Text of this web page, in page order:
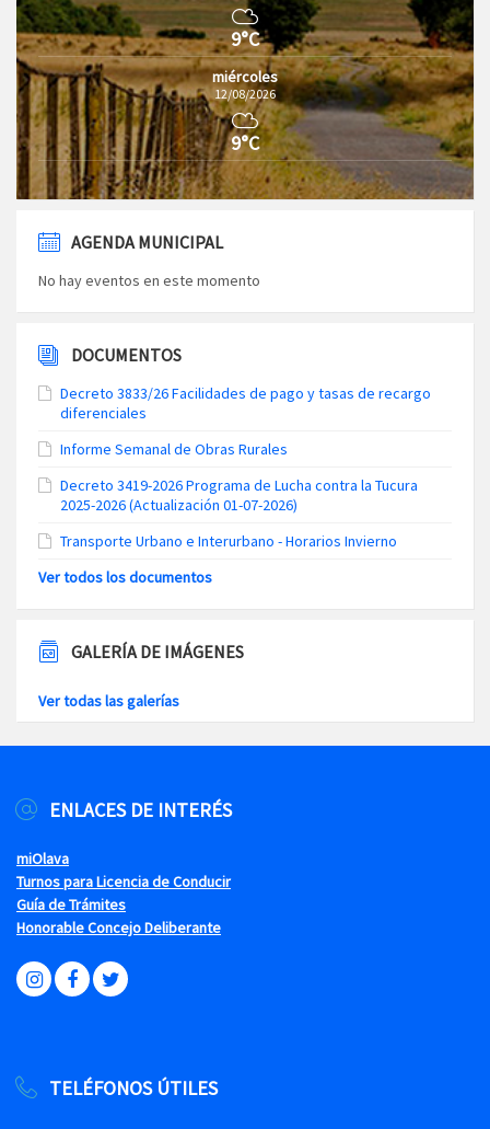
9°C
miércoles
12/08/2026
9°C
AGENDA MUNICIPAL
No hay eventos en este momento
DOCUMENTOS
Decreto 3833/26 Facilidades de pago y tasas de recargo
diferenciales
Informe Semanal de Obras Rurales
Decreto 3419-2026 Programa de Lucha contra la Tucura
2025-2026 (Actualización 01-07-2026)
Transporte Urbano e Interurbano - Horarios Invierno
Ver todos los documentos
GALERÍA DE IMÁGENES
Ver todas las galerías
ENLACES DE INTERÉS
miOlava
Turnos para Licencia de Conducir
Guía de Trámites
Honorable Concejo Deliberante
TELÉFONOS ÚTILES